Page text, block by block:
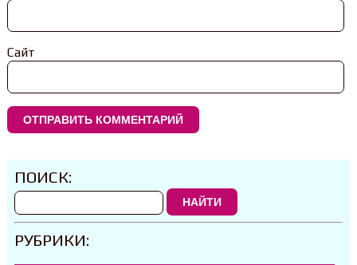
Сайт
ПОИСК:
НАЙТИ
РУБРИКИ: